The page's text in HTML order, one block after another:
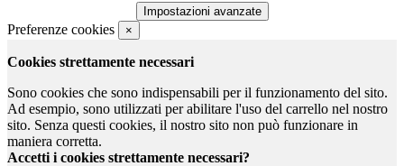
Preferenze cookies ×
Cookies strettamente necessari
Sono cookies che sono indispensabili per il funzionamento del sito.
Ad esempio, sono utilizzati per abilitare l'uso del carrello nel nostro
sito. Senza questi cookies, il nostro sito non può funzionare in
maniera corretta.
Accetti i cookies strettamente necessari?